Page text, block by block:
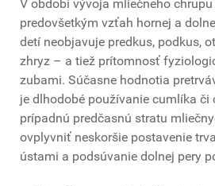
V období vývoja mliečneho
predovšetkým vzťah hornej a
detí neobjavuje predkus, podkus,
zhryz – a tiež prítomnosť
zubami. Súčasne hodnotia
je dlhodobé používanie cumlíka či
prípadnú predčasnú stratu
ovplyvniť neskoršie postavenie
ústami a podsúvanie dolnej pery